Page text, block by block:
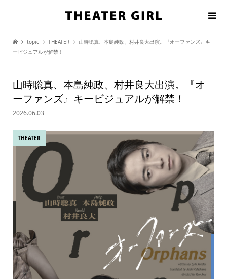
topic THEATER
山時聡真、本島純政、村井良大出演。『オーファンズ』キ
ービジュアルが解禁！
山時聡真、本島純政、村井良大出演。『オ
ーファンズ』キービジュアルが解禁！
2026.06.03
THEATER